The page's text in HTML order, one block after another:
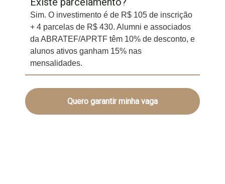
Sim. O investimento é de R$ 105 de inscrição
+ 4 parcelas de R$ 430. Alumni e associados
da ABRATEF/APRTF têm 10% de desconto, e
alunos ativos ganham 15% nas
mensalidades.
Quero garantir minha vaga